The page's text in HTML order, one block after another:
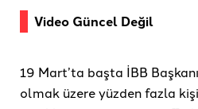
Video Güncel Değil
19 Mart’ta başta İBB
olmak üzere yüzden fazla